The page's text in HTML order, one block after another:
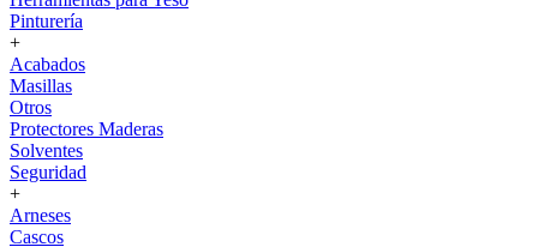
Pinturería
+
Acabados
Masillas
Otros
Protectores Maderas
Solventes
Seguridad
+
Arneses
Cascos